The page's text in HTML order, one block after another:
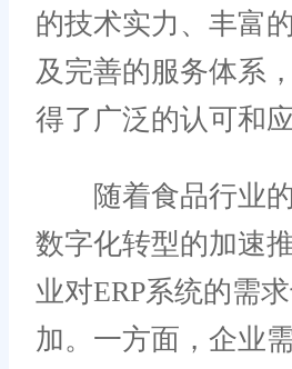
的技术实力、丰富
及完善的服务体系
得了广泛的认可和应
随着食品行业的
数字化转型的加速
业对ERP系统的需
加。一方面，企业